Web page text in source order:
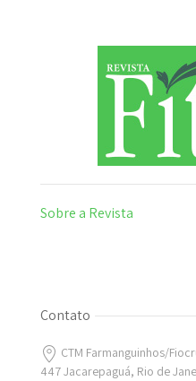
Sobre a Revista
Contato
CTM Farmanguinhos/
447 Jacarepaguá, Rio de